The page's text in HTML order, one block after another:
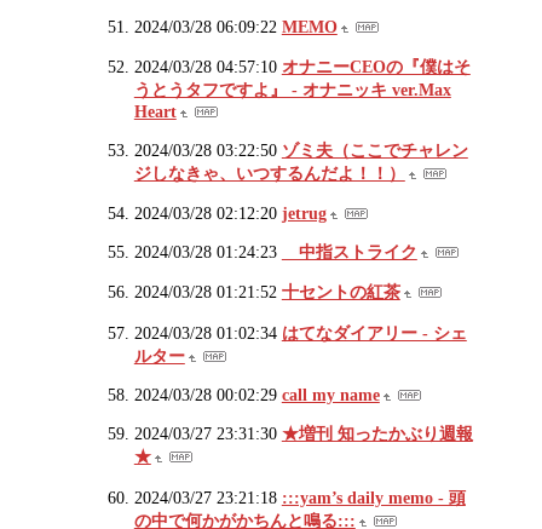
2024/03/28 06:09:22 MEMO
2024/03/28 04:57:10 オナニーCEOの『僕はそ
うとうタフですよ』 - オナニッキ ver.Max
Heart
2024/03/28 03:22:50 ゾミ夫（ここでチャレン
ジしなきゃ、いつするんだよ！！）
2024/03/28 02:12:20 jetrug
2024/03/28 01:24:23 中指ストライク
2024/03/28 01:21:52 十セントの紅茶
2024/03/28 01:02:34 はてなダイアリー - シェ
ルター
2024/03/28 00:02:29 call my name
2024/03/27 23:31:30 ★増刊 知ったかぶり週報
★
2024/03/27 23:21:18 :::yam’s daily memo - 頭
の中で何かがかちんと鳴る:::